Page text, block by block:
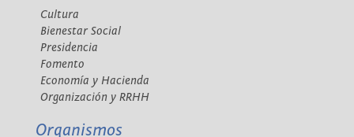
Cultura
Bienestar Social
Presidencia
Fomento
Economía y Hacienda
Organización y RRHH
Organismos